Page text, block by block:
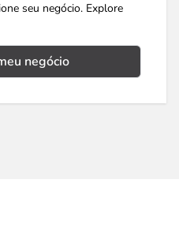
seu negócio. Explore
negócio